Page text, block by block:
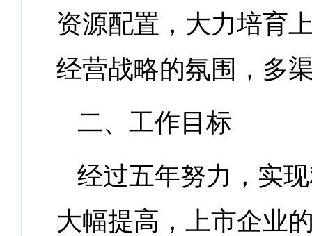
资源配置，大力培育
经营战略的氛围，多
二、工作目标
经过五年努力，实
大幅提高，上市企业